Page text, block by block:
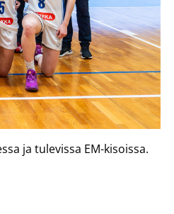
ja tulevissa EM-kisoissa.